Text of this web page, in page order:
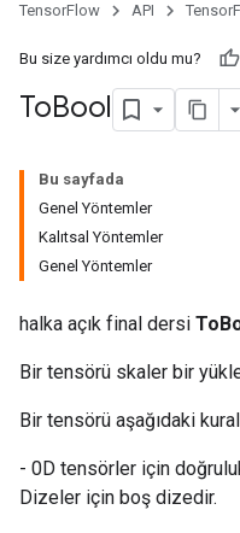
TensorFlow API
Bu size yardımcı oldu mu?
ToBool
Bu sayfada
Genel Yöntemler
Kalıtsal Yöntemler
Genel Yöntemler
halka açık final dersi
Bir tensörü skaler bir
Bir tensörü aşağıdaki
- 0D tensörler için
Dizeler için boş dizedir.